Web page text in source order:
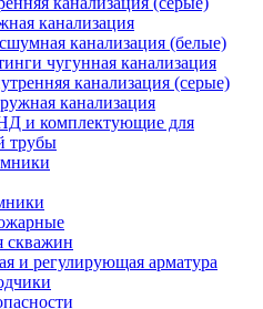
канализация
канализация (белые)
чугунная канализация
канализация (серые)
канализация
и комплектующие для
трубы
скважин
и регулирующая арматура